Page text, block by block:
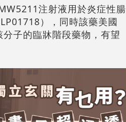
注射液用於炎症性腸
），同時該藥美國
子的臨牀階段藥物，有望